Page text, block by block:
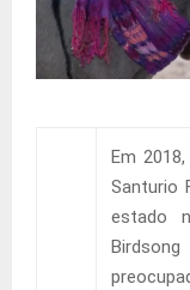
Em
Santurio
estado